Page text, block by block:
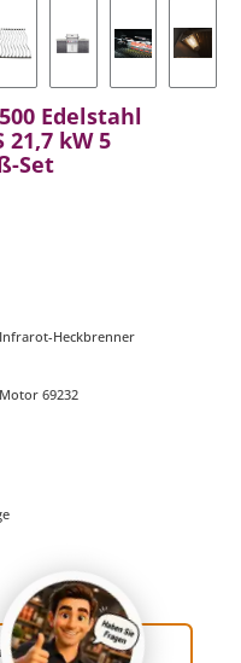
Edelstahl
21,7 kW 5
Set
Heckbrenner
69232
Sortiment